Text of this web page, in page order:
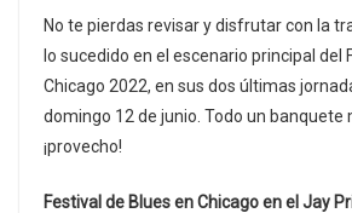
No te pierdas revisar y disfrutar con la
lo sucedido en el escenario principal del
Chicago 2022, en sus dos últimas
domingo 12 de junio. Todo un banquete
¡provecho!
Festival de Blues en Chicago en el Jay